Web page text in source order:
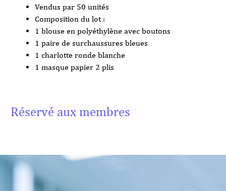
Vendus par 50 unités
Composition du lot :
1 blouse en polyéthylène avec boutons
1 paire de surchaussures bleues
1 charlotte ronde blanche
1 masque papier 2 plis
Réservé aux membres